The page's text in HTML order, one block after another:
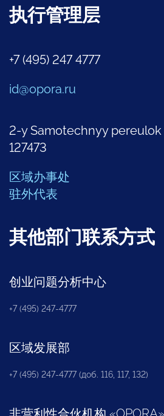
执行管理层
+7 (495) 247 4777
id@opora.ru
2-y Samotechnyy
127473
区域办事处
驻外代表
其他部门联系方式
创业问题分析中心
+7 (495) 247-4777
区域发展部
+7 (495) 247-4777 (доб. 116, 117, 132)